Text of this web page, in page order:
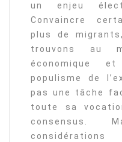
un enjeu
Convaincre
plus de
trouvons au
économique
populisme de
pas une tâche
toute sa
consensus.